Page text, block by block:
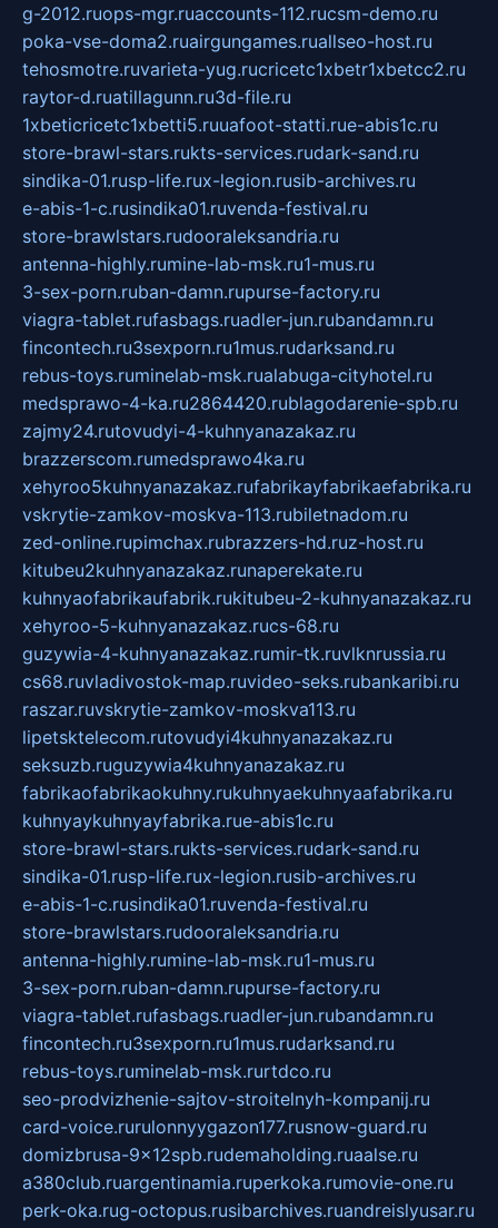
g-2012.ruops-mgr.ruaccounts-112.rucsm-demo.ru
poka-vse-doma2.ruairgungames.ruallseo-host.ru
tehosmotre.ruvarieta-yug.rucricetc1xbetr1xbetcc2.ru
raytor-d.ruatillagunn.ru3d-file.ru
1xbeticricetc1xbetti5.ruuafoot-statti.rue-abis1c.ru
store-brawl-stars.rukts-services.rudark-sand.ru
sindika-01.rusp-life.rux-legion.rusib-archives.ru
e-abis-1-c.rusindika01.ruvenda-festival.ru
store-brawlstars.rudooraleksandria.ru
antenna-highly.rumine-lab-msk.ru1-mus.ru
3-sex-porn.ruban-damn.rupurse-factory.ru
viagra-tablet.rufasbags.ruadler-jun.rubandamn.ru
fincontech.ru3sexporn.ru1mus.rudarksand.ru
rebus-toys.ruminelab-msk.rualabuga-cityhotel.ru
medsprawo-4-ka.ru2864420.rublagodarenie-spb.ru
zajmy24.rutovudyi-4-kuhnyanazakaz.ru
brazzerscom.rumedsprawo4ka.ru
xehyroo5kuhnyanazakaz.rufabrikayfabrikaefabrika.ru
vskrytie-zamkov-moskva-113.rubiletnadom.ru
zed-online.rupimchax.rubrazzers-hd.ruz-host.ru
kitubeu2kuhnyanazakaz.runaperekate.ru
kuhnyaofabrikaufabrik.rukitubeu-2-kuhnyanazakaz.ru
xehyroo-5-kuhnyanazakaz.rucs-68.ru
guzywia-4-kuhnyanazakaz.rumir-tk.ruvlknrussia.ru
cs68.ruvladivostok-map.ruvideo-seks.rubankaribi.ru
raszar.ruvskrytie-zamkov-moskva113.ru
lipetsktelecom.rutovudyi4kuhnyanazakaz.ru
seksuzb.ruguzywia4kuhnyanazakaz.ru
fabrikaofabrikaokuhny.rukuhnyaekuhnyaafabrika.ru
kuhnyaykuhnyayfabrika.rue-abis1c.ru
store-brawl-stars.rukts-services.rudark-sand.ru
sindika-01.rusp-life.rux-legion.rusib-archives.ru
e-abis-1-c.rusindika01.ruvenda-festival.ru
store-brawlstars.rudooraleksandria.ru
antenna-highly.rumine-lab-msk.ru1-mus.ru
3-sex-porn.ruban-damn.rupurse-factory.ru
viagra-tablet.rufasbags.ruadler-jun.rubandamn.ru
fincontech.ru3sexporn.ru1mus.rudarksand.ru
rebus-toys.ruminelab-msk.rurtdco.ru
seo-prodvizhenie-sajtov-stroitelnyh-kompanij.ru
card-voice.rurulonnyygazon177.rusnow-guard.ru
domizbrusa-9x12spb.rudemaholding.ruaalse.ru
a380club.ruargentinamia.ruperkoka.rumovie-one.ru
perk-oka.rug-octopus.rusibarchives.ruandreislyusar.ru